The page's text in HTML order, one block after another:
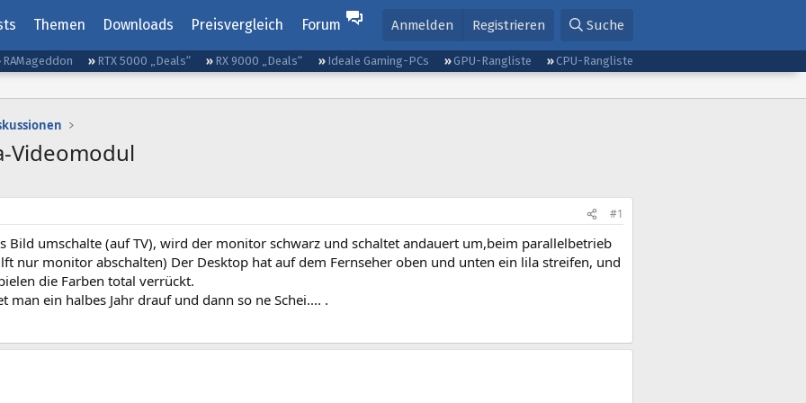
Themen Downloads Preisvergleich Forum Anmelden Registrieren Suche
RAMageddon RTX 5000 „Deals“ RX 9000 „Deals“ Ideale Gaming-PCs GPU-Rangliste CPU-Rangliste
Videomodul
#1
Bild umschalte (auf TV), wird der monitor schwarz und schaltet andauert um,beim parallelbetrieb
nur monitor abschalten) Der Desktop hat auf dem Fernseher oben und unten ein lila streifen, und
die Farben total verrückt.
man ein halbes Jahr drauf und dann so ne Schei.... .